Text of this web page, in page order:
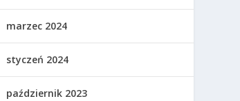
marzec 2024
styczeń 2024
październik 2023